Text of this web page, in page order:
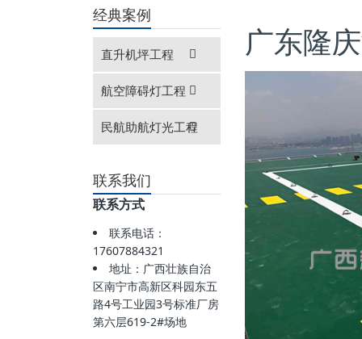
广东隆
经典案例
直升机坪工程
航空障碍灯工程
民航助航灯光工程
联系我们
联系方式
联系电话：
17607884321
地址：广西壮族自治
区南宁市高新区科园东五
路4号工业园3号标准厂房
第六层619-2#场地